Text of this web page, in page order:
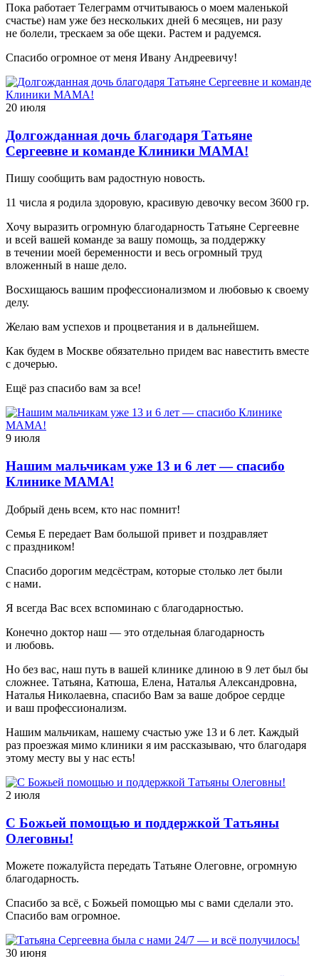
Пока работает Телеграмм отчитываюсь о моем маленькой
счастье) нам уже без нескольких дней 6 месяцев, ни разу
не болели, трескаем за обе щеки. Растем и радуемся.
Спасибо огромное от меня Ивану Андреевичу!
20 июля
Долгожданная дочь благодаря Татьяне
Сергеевне и команде Клиники МАМА!
Пишу сообщить вам радостную новость.
11 числа я родила здоровую, красивую девочку весом 3600 гр.
Хочу выразить огромную благодарность Татьяне Сергеевне
и всей вашей команде за вашу помощь, за поддержку
в течении моей беременности и весь огромный труд
вложенный в наше дело.
Восхищаюсь вашим профессионализмом и любовью к своему
делу.
Желаю вам успехов и процветания и в дальнейшем.
Как будем в Москве обязательно придем вас навестить вместе
с дочерью.
Ещё раз спасибо вам за все!
9 июля
Нашим мальчикам уже 13 и 6 лет — спасибо
Клинике МАМА!
Добрый день всем, кто нас помнит!
Семья Е передает Вам большой привет и поздравляет
с праздником!
Спасибо дорогим медсёстрам, которые столько лет были
с нами.
Я всегда Вас всех вспоминаю с благодарностью.
Конечно доктор наш — это отдельная благодарность
и любовь.
Но без вас, наш путь в вашей клинике длиною в 9 лет был бы
сложнее. Татьяна, Катюша, Елена, Наталья Александровна,
Наталья Николаевна, спасибо Вам за ваше доброе сердце
и ваш профессионализм.
Нашим мальчикам, нашему счастью уже 13 и 6 лет. Каждый
раз проезжая мимо клиники я им рассказываю, что благодаря
этому месту вы у нас есть!
2 июля
С Божьей помощью и поддержкой Татьяны
Олеговны!
Можете пожалуйста передать Татьяне Олеговне, огромную
благодарность.
Спасибо за всё, с Божьей помощью мы с вами сделали это.
Спасибо вам огромное.
30 июня